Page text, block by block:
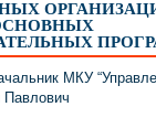
МКУ
Павлович